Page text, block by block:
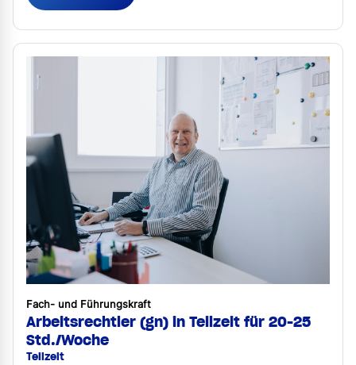
Fach- und Führungskraft
Arbeitsrechtler (gn) in Teilzeit für 20-25
Std./Woche
Teilzeit